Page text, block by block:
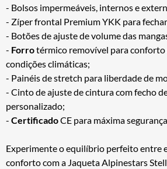
- Bolsos impermeáveis, internos e
- Zíper frontal Premium YKK para
- Botões de ajuste de volume das
- Forrotérmico removível para
condições climáticas;
- Painéis de stretch para liberdade de
- Cinto de ajuste de cintura com fecho
personalizado;
- CertificadoCE para máxima
Experimente o equilíbrio perfeito entre
conforto com a Jaqueta Alpinestars